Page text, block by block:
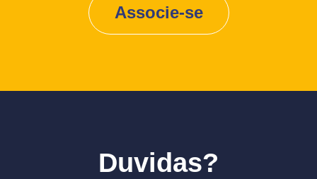
Associe-se
Duvidas?